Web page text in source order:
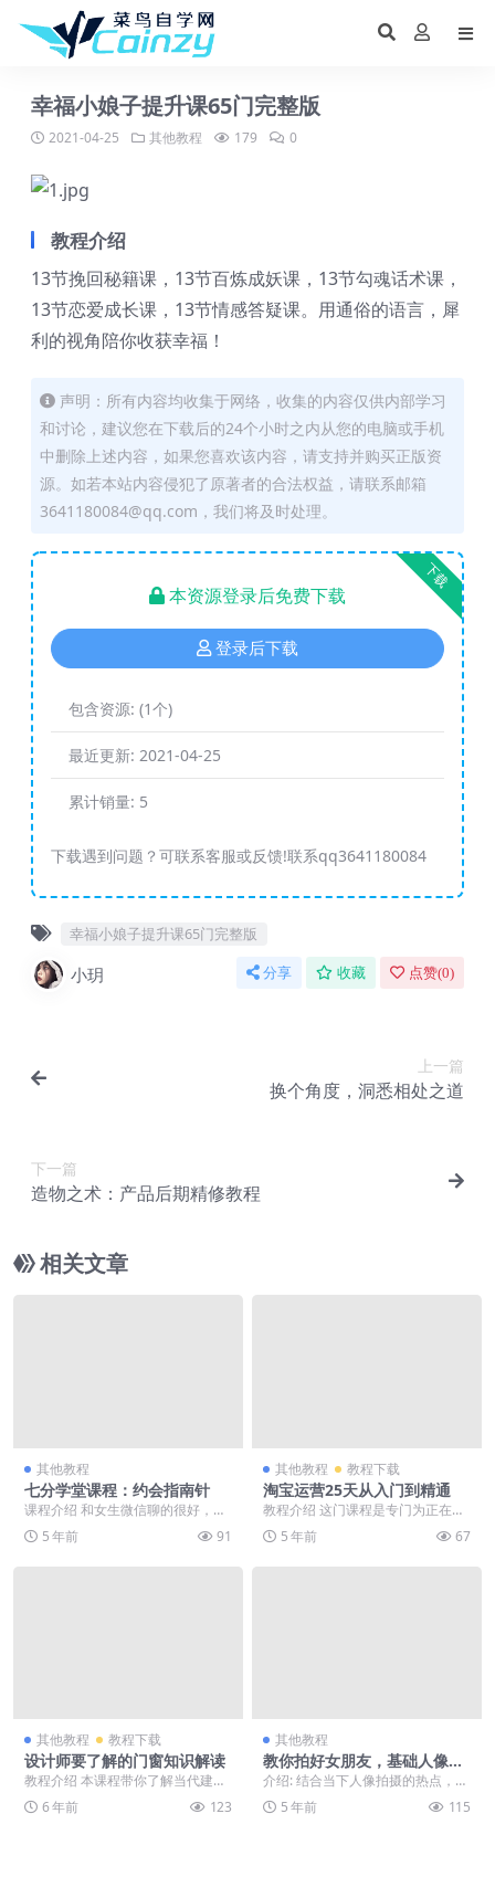
幸福小娘子提升课65门完整版
2021-04-25 其他教程 179 0
教程介绍
13节挽回秘籍课，13节百炼成妖课，13节勾魂话术课，
13节恋爱成长课，13节情感答疑课。用通俗的语言，犀
利的视角陪你收获幸福！
声明：所有内容均收集于网络，收集的内容仅供内部学习
和讨论，建议您在下载后的24个小时之内从您的电脑或手机
中删除上述内容，如果您喜欢该内容，请支持并购买正版资
源。如若本站内容侵犯了原著者的合法权益，请联系邮箱
3641180084@qq.com，我们将及时处理。
下载
本资源登录后免费下载
登录后下载
包含资源: (1个)
最近更新: 2021-04-25
累计销量: 5
下载遇到问题？可联系客服或反馈!联系qq3641180084
幸福小娘子提升课65门完整版
小玥 分享 收藏 点赞(0)
上一篇
换个角度，洞悉相处之道
下一篇
造物之术：产品后期精修教程
相关文章
其他教程
七分学堂课程：约会指南针
课程介绍 和女生微信聊的很好，一
见面就没有下文?约会不知道去哪？
见面了就是对着玩...
5 年前 91
其他教程 教程下载
淘宝运营25天从入门到精通
教程介绍 这门课程是专门为正在做
淘宝运营者的小伙伴们精心准备，
有很多关于淘宝方面...
5 年前 67
其他教程 教程下载
设计师要了解的门窗知识解读
教程介绍 本课程带你了解当代建筑
的门窗发展趋势，避免门窗的一些
痛点及设计上的失误...
6 年前 123
其他教程
教你拍好女朋友，基础人像外
拍实战
介绍: 结合当下人像拍摄的热点，为
大家推出一套基础人像外拍实战课
程。课程中，拍摄...
5 年前 115